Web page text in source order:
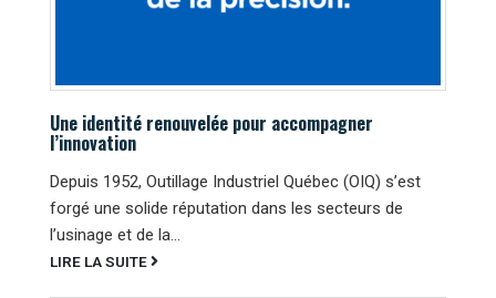
Une identité renouvelée pour accompagner
l’innovation
Depuis 1952, Outillage Industriel Québec (OIQ) s’est
forgé une solide réputation dans les secteurs de
l’usinage et de la...
LIRE LA SUITE